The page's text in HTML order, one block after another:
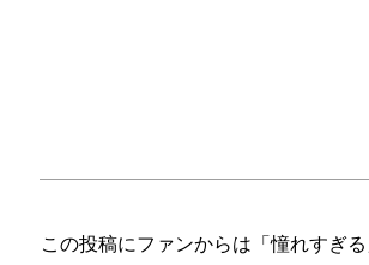
この投稿にファンからは「憧れすぎる